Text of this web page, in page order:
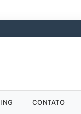
CONTATO